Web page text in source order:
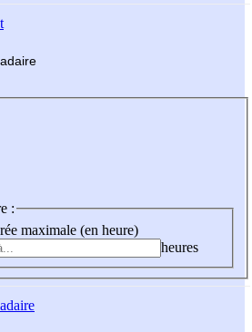
:
maximale (en heure)
heures